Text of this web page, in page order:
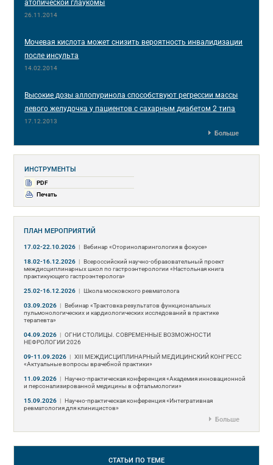
атопической глаукомы
26.11.2014
Мочевая кислота может снизить вероятность инвалидизации
после инсульта
14.02.2014
Высокие дозы аллопуринола способствуют регрессии массы
левого желудочка у пациентов с сахарным диабетом 2 типа
17.12.2013
Больше
ИНСТРУМЕНТЫ
PDF
Печать
ПЛАН МЕРОПРИЯТИЙ
17.02-22.10.2026 | Вебинар «Оториноларингология в фокусе»
18.02-16.12.2026 | Всероссийский научно-образовательный проект
междисциплинарных школ по гастроэнтерологии «Настольная книга
практикующего гастроэнтеролога»
25.02-16.12.2026 | Школа московского ревматолога
03.09.2026 | Вебинар «Трактовка результатов функциональных
пульмонологических и кардиологических исследований в практике
терапевта»
04.09.2026 | ОГНИ СТОЛИЦЫ. СОВРЕМЕННЫЕ ВОЗМОЖНОСТИ
НЕФРОЛОГИИ 2026
09-11.09.2026 | ХIII МЕЖДИСЦИПЛИНАРНЫЙ МЕДИЦИНСКИЙ КОНГРЕСС
«Актуальные вопросы врачебной практики»
11.09.2026 | Научно-практическая конференция «Академия инновационной
и персонализированной медицины в офтальмологии»
15.09.2026 | Научно-практическая конференция «Интегративная
ревматология для клиницистов»
Больше
СТАТЬИ ПО ТЕМЕ